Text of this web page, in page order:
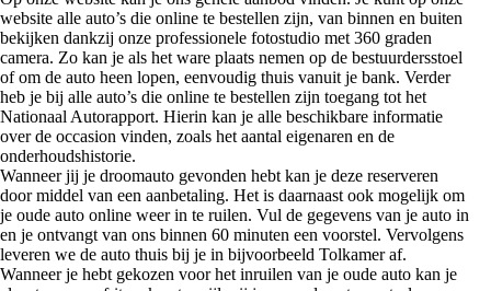
website alle auto’s die online te bestellen zijn, van binnen en buiten
bekijken dankzij onze professionele fotostudio met 360 graden
camera. Zo kan je als het ware plaats nemen op de bestuurdersstoel
of om de auto heen lopen, eenvoudig thuis vanuit je bank. Verder
heb je bij alle auto’s die online te bestellen zijn toegang tot het
Nationaal Autorapport. Hierin kan je alle beschikbare informatie
over de occasion vinden, zoals het aantal eigenaren en de
onderhoudshistorie.
Wanneer jij je droomauto gevonden hebt kan je deze reserveren
door middel van een aanbetaling. Het is daarnaast ook mogelijk om
je oude auto online weer in te ruilen. Vul de gegevens van je auto in
en je ontvangt van ons binnen 60 minuten een voorstel. Vervolgens
leveren we de auto thuis bij je in bijvoorbeeld Tolkamer af.
Wanneer je hebt gekozen voor het inruilen van je oude auto kan je